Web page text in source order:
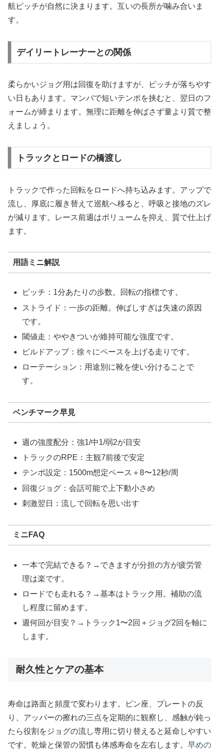
航ピッチが自然に決まります。互いの長所が噛み合いま
す。
デイリートレーナーとの関係
柔らかいジョグ用は回復を助けますが、ピッチが落ちやす
い日もあります。マンバで短いテンポを挟むと、翌日のフ
ォームが締まります。無理に距離を伸ばさず量より質で整
えましょう。
トラックとロードの橋渡し
トラックで作った回転をロードへ持ち込みます。アップで
流し、厚底に履き替えて巡航へ移ると、呼吸と接地のズレ
が減ります。レース前週はボリュームを抑え、質で仕上げ
ます。
用語ミニ解説
ピッチ：1分あたりの歩数。回転の指標です。
ストライド：一歩の距離。伸ばしすぎは失速の原因
です。
閾値走：ややきついが維持可能な強度です。
ビルドアップ：徐々にペースを上げる走りです。
ローテーション：用途別に靴を使い分けることで
す。
ベンチマーク早見
週の強度配分：強1/中1/弱2が目安
トラックのRPE：主観7前後で安定
テンポ設定：1500m想定ペース＋8〜12秒/周
回復ジョグ：会話可能で上下動小さめ
刺激翌日：流しで回転を思い出す
ミニFAQ
一本で完結できる？→できますが分担の方が疲労管
理は楽です。
ロードでも走れる？→基本はトラック用。補助の流
し程度に留めます。
週何回が目安？→トラック1〜2回＋ジョグ2回を軸に
します。
耐久性とケアの基本
寿命は路面と頻度で変わります。ピン座、プレートの反
り、アッパーの擦れの三点を定期的に観察し、感触が鈍っ
たら役割をジョグの流し専用に切り替えると延命しやすい
です。乾燥と保管の習慣も体感寿命を左右します。 早めの